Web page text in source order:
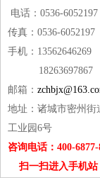
电话：0536-6052197
传真：0536-6052197
手机：13562646269
18263697867
邮箱：
地址：诸城市密州街
工业园6号
咨询电话：400-6877-
扫一扫进入手机站